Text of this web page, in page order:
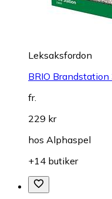
Leksaksfordon
BRIO
fr.
229 kr
hos Alphaspel
+14 butiker